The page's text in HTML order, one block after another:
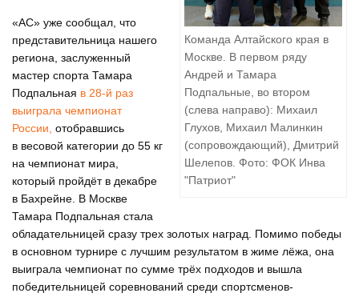
Команда Алтайского края в
Москве. В первом ряду
Андрей и Тамара
Подпальные, во втором
(слева направо): Михаил
Глухов, Михаил Малинкин
(сопровождающий), Дмитрий
Шелепов. Фото: ФОК Инва
"Патриот"
«АС» уже сообщал, что
представительница нашего
региона, заслуженный
мастер спорта Тамара
Подпальная в 28-й раз
выиграла чемпионат
России, отобравшись
в весовой категории до 55 кг
на чемпионат мира,
который пройдёт в декабре
в Бахрейне. В Москве
Тамара Подпальная стала
обладательницей сразу трех золотых наград. Помимо победы
в основном турнире с лучшим результатом в жиме лёжа, она
выиграла чемпионат по сумме трёх подходов и вышла
победительницей соревнований среди спортсменов-